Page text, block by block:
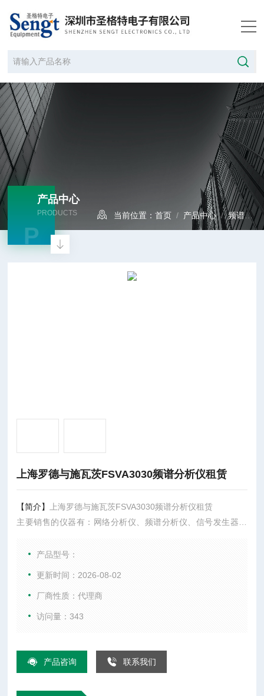
产品中心
PRODUCTS
P
当前位置：首页 / 产品中心/频谱分析仪
上海罗德与施瓦茨FSVA3030频谱分析仪租赁
【简介】
上海罗德与施瓦茨FSVA3030频谱分析仪租赁
主要销售的仪器有：网络分析仪、频谱分析仪、信号发生器、
等。
产品型号：
更新时间：2026-08-02
厂商性质：代理商
访问量：343
产品咨询 联系我们